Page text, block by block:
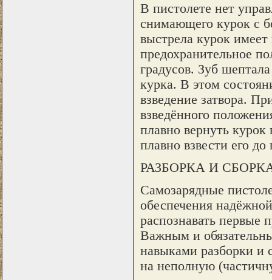
В пистолете нет
снимающего курок с
выстрела курок
предохранительное
градусов. Зуб
курка. В этом
взведение затвора.
взведённого
плавно вернуть
плавно взвести его
РАЗБОРКА И
Самозарядные
обеспечения
распознавать первые
Важным и
навыками разборки и
на неполную